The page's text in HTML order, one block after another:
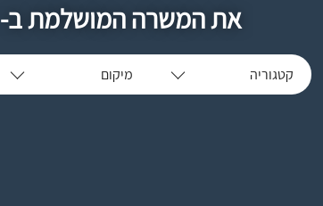
את המשרה המושלמת ב-
קטגוריה מיקום